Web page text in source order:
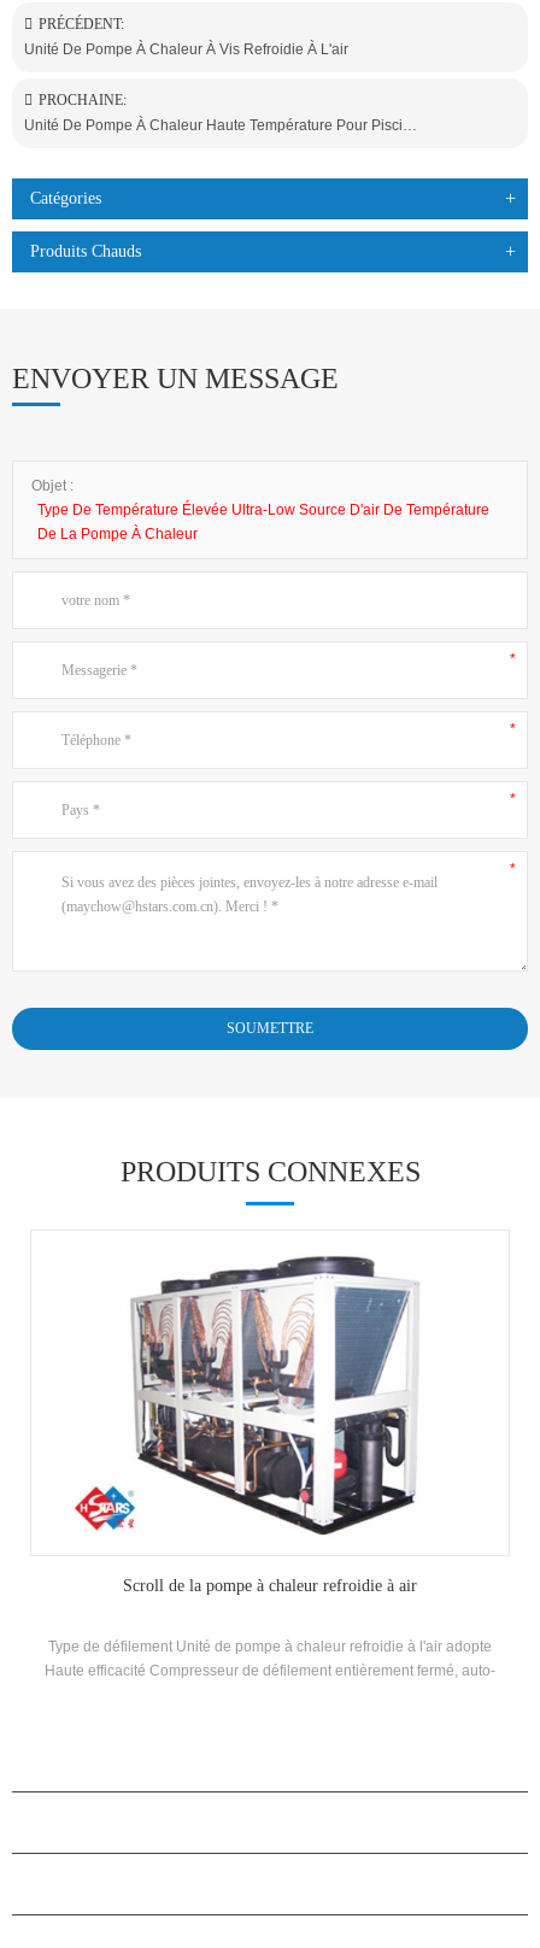
PRÉCÉDENT:
Unité De Pompe À Chaleur À Vis Refroidie À L'air
PROCHAINE:
Unité De Pompe À Chaleur Haute Température Pour Piscine
Catégories
Produits Chauds
ENVOYER UN MESSAGE
Objet :
Type De Température Élevée Ultra-Low Source D'air De Température
De La Pompe À Chaleur
PRODUITS CONNEXES
Scroll de la pompe à chaleur refroidie à air
Type de défilement Unité de pompe à chaleur refroidie à l'air adopte
Haute efficacité Compresseur de défilement entièrement fermé, auto-